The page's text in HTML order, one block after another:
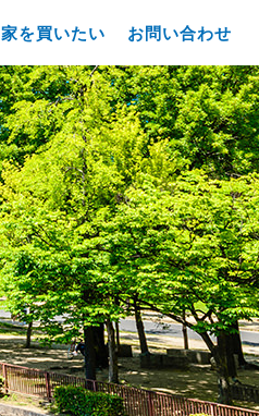
家を買いたい お問い合わせ